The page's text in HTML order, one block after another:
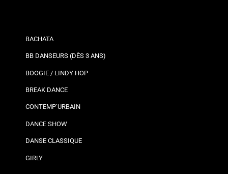
BACHATA
BB DANSEURS (DÈS 3 ANS)
BOOGIE / LINDY HOP
BREAK DANCE
CONTEMP’URBAIN
DANCE SHOW
DANSE CLASSIQUE
GIRLY